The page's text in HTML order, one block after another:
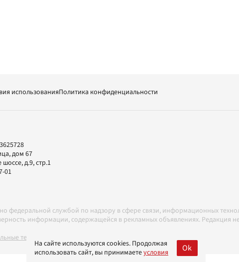
использованияПолитика конфиденциальности
дом 67
д.9, стр.1
01
федеральной службой по надзору в сфере связи, информационных
информации, содержащейся в рекламных объявлениях.
технологии в соответствии с Правилами
На сайте используются cookies. Продолжая
использовать сайт, вы принимаетеусловия Ok